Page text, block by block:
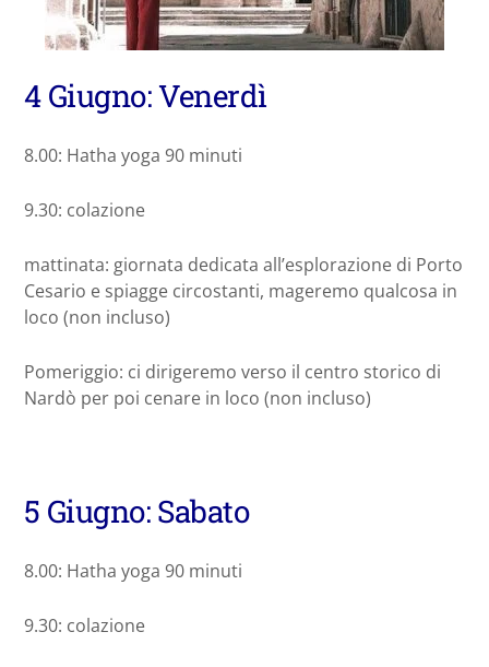
4 Giugno: Venerdì
8.00: Hatha yoga 90 minuti
9.30: colazione
mattinata: giornata dedicata all’esplorazione di Porto
Cesario e spiagge circostanti, mageremo qualcosa in
loco (non incluso)
Pomeriggio: ci dirigeremo verso il centro storico di
Nardò per poi cenare in loco (non incluso)
5 Giugno: Sabato
8.00: Hatha yoga 90 minuti
9.30: colazione